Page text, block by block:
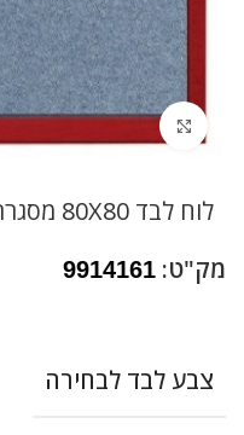
לחץ להגדלה
לוח לבד 80X80 מסגרת עץ בצבע
מק"ט: 9914161
צבע לבד לבחירה